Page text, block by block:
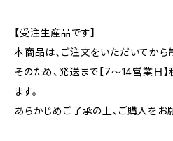
【受注生産品です】
本商品は、ご注文をいただいてから
そのため、発送まで【7〜14営業日
ます。
あらかじめご了承の上、ご購入をお